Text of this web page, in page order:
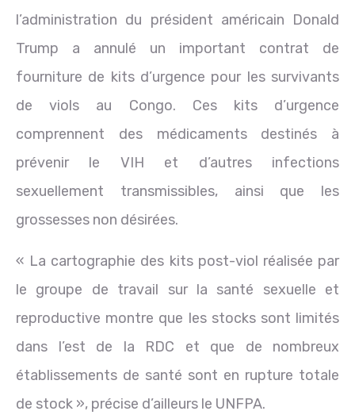
l’administration du président américain Donald
Trump a annulé un important contrat de
fourniture de kits d’urgence pour les survivants
de viols au Congo. Ces kits d’urgence
comprennent des médicaments destinés à
prévenir le VIH et d’autres infections
sexuellement transmissibles, ainsi que les
grossesses non désirées.
« La cartographie des kits post-viol réalisée par
le groupe de travail sur la santé sexuelle et
reproductive montre que les stocks sont limités
dans l’est de la RDC et que de nombreux
établissements de santé sont en rupture totale
de stock », précise d’ailleurs le UNFPA.